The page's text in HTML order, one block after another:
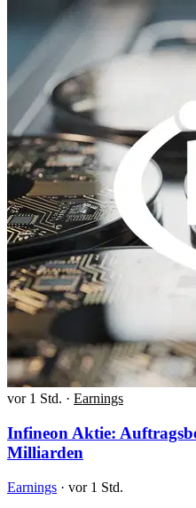
vor 1 Std. · Earnings
Infineon Aktie:
Milliarden
Earnings · vor 1 Std.